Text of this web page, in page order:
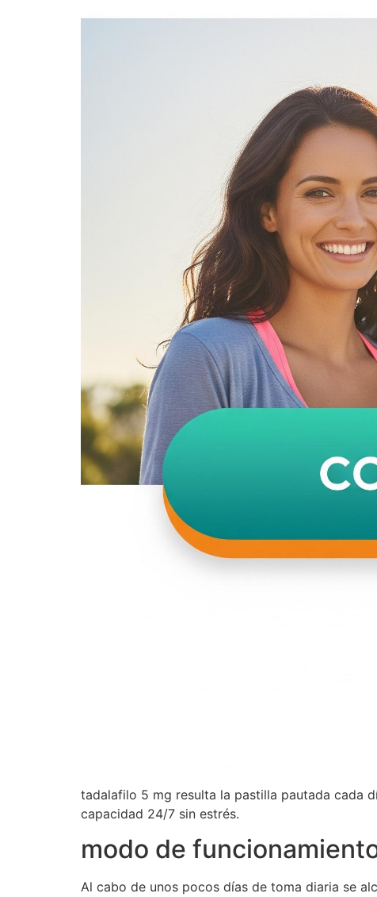
tadalafilo 5 mg resulta la pastilla pautada cada
capacidad 24/7 sin estrés.
modo de
Al cabo de unos pocos días de toma diaria se